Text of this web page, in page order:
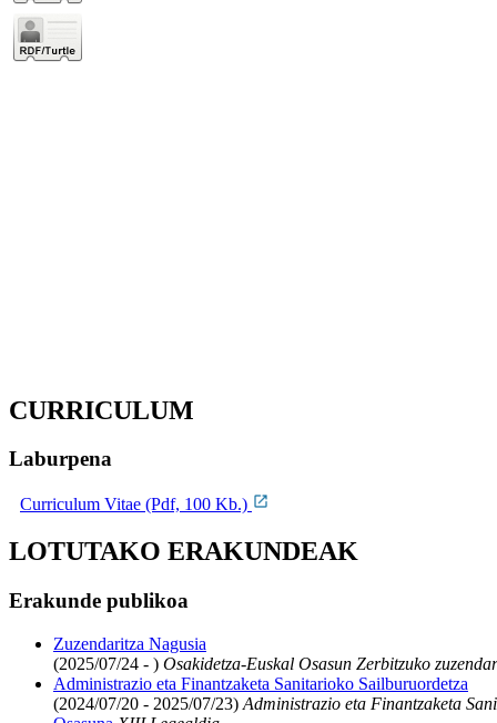
CURRICULUM
Laburpena
Curriculum Vitae (Pdf, 100 Kb.)
LOTUTAKO ERAKUNDEAK
Erakunde publikoa
Zuzendaritza Nagusia
(2025/07/24 - ) Osakidetza-Euskal Osasun Zerbitzuko
Administrazio eta Finantzaketa Sanitarioko Sailburuordetza
(2024/07/20 - 2025/07/23) Administrazio eta Finantzaketa